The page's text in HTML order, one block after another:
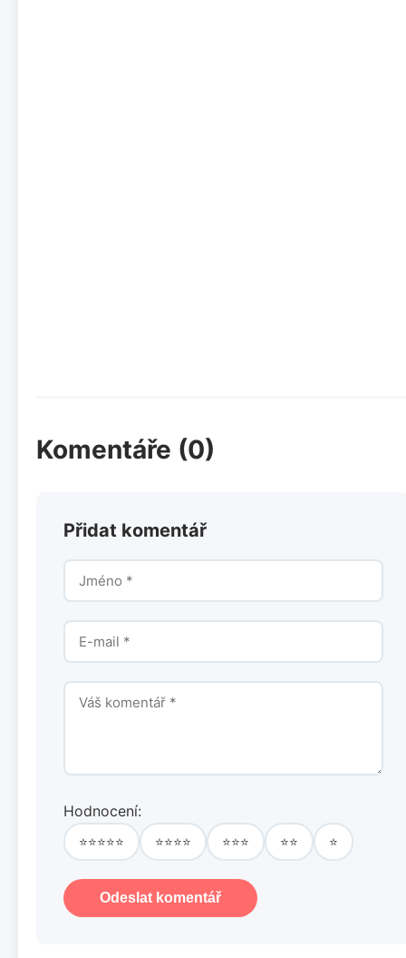
Komentáře (0)
Přidat komentář
Hodnocení:
⭐⭐⭐⭐⭐ ⭐⭐⭐⭐ ⭐⭐⭐ ⭐⭐ ⭐
Odeslat komentář